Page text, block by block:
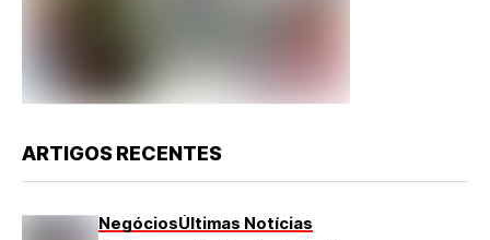
ARTIGOS RECENTES
NegóciosÚltimas Notícias